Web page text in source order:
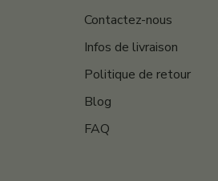
Contactez-nous
Infos de livraison
Politique de retour
Blog
FAQ